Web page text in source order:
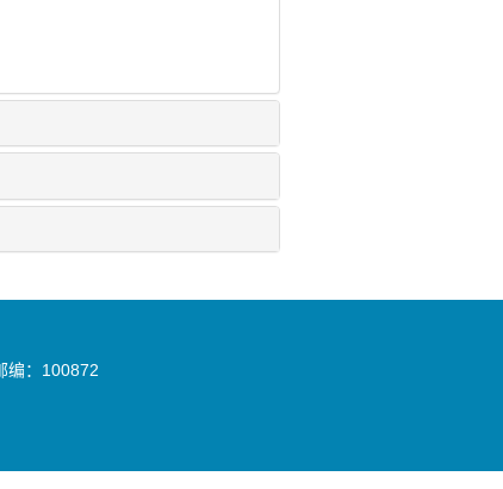
编：100872